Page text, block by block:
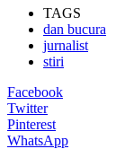
TAGS
dan bucura
jurnalist
stiri
Facebook
Twitter
Pinterest
WhatsApp